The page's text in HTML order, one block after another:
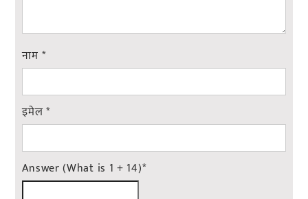
नाम *
इमेल*
Answer (What is 1 + 14)*